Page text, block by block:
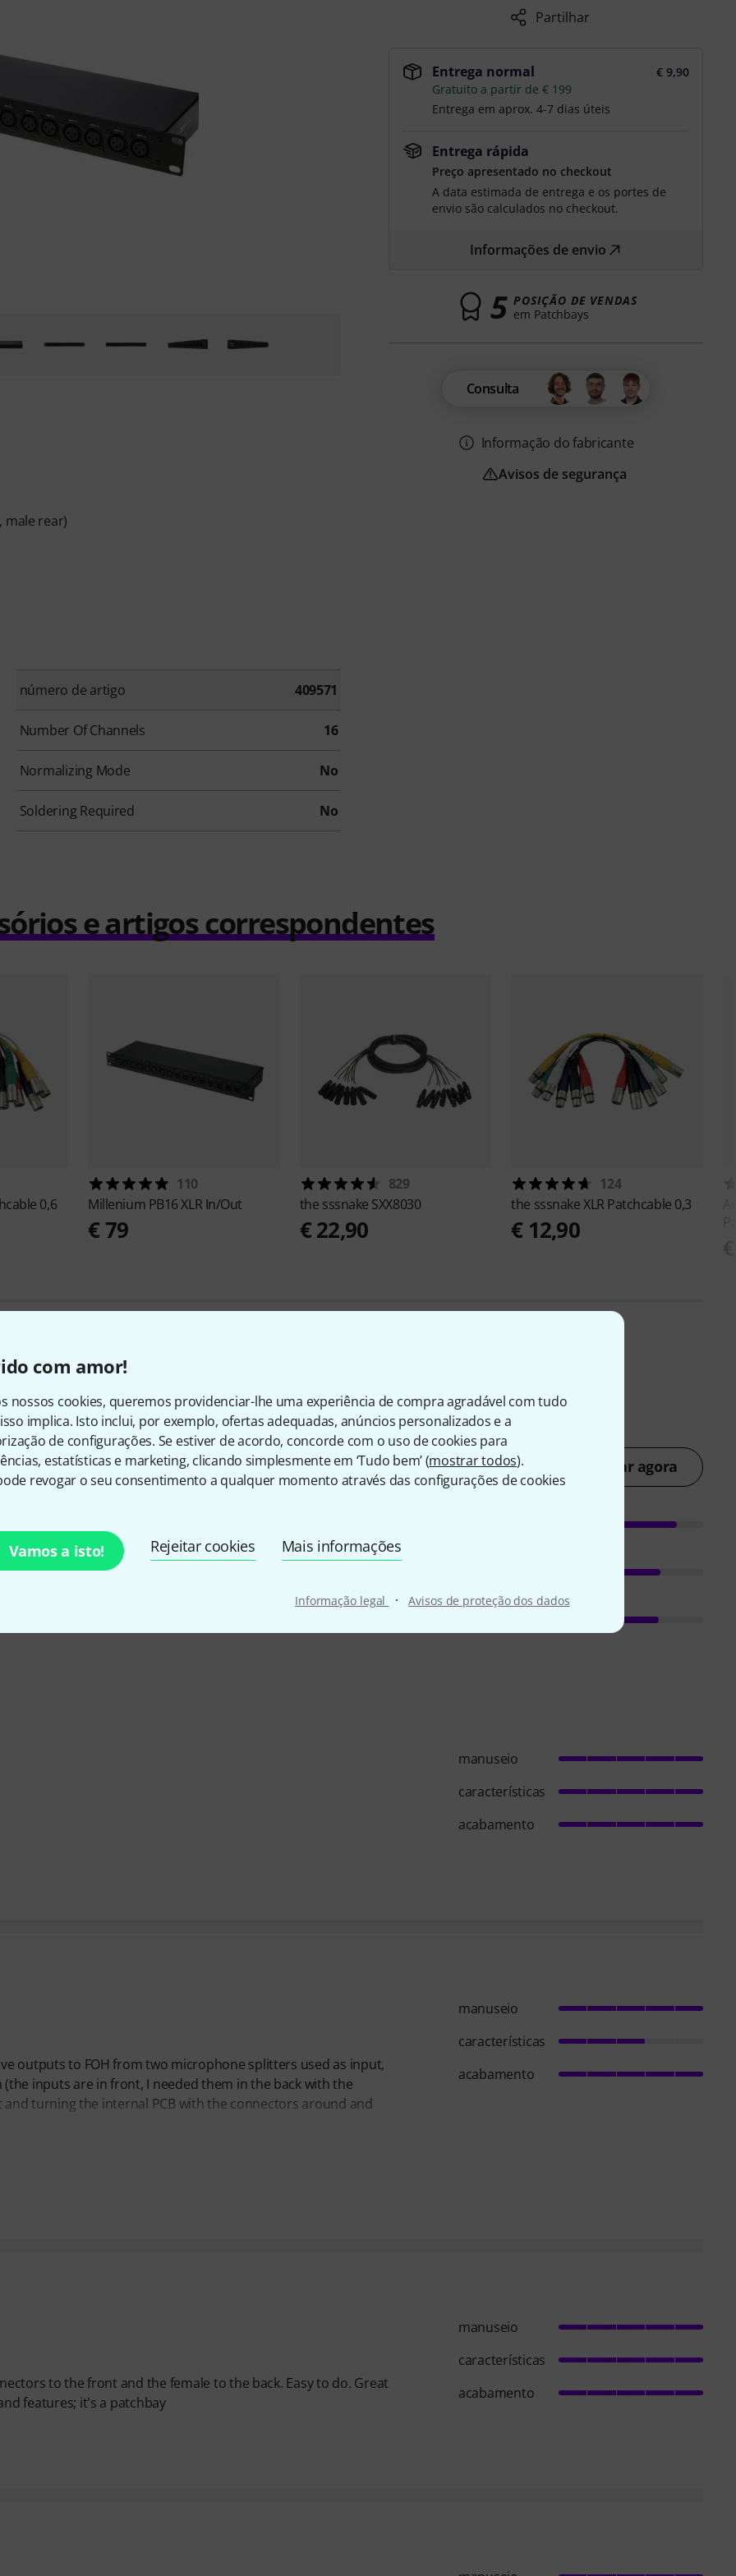
com amor!
nossos cookies, queremos providenciar-lhe uma experiência de compra agradável com tudo
implica. Isto inclui, por exemplo, ofertas adequadas, anúncios personalizados e a
de configurações. Se estiver de acordo, concorde com o uso de cookies para
estatísticas e marketing, clicando simplesmente em ‘Tudo bem’ (mostrar todos).
revogar o seu consentimento a qualquer momento através das configurações de cookies
Vamos a isto! Rejeitar cookies Mais informações
Informação legal · Avisos de proteção dos dados
male rear)
número de artigo 409571
Number Of Channels 16
Normalizing Mode No
Soldering Required No
Partilhar
Entrega normal
€ 9,90
Gratuito a partir de € 199
Entrega em aprox. 4-7 dias úteis
Entrega rápida
Preço apresentado no checkout
A data estimada de entrega e os portes de
envio são calculados no checkout.
Informações de envio
5 POSIÇÃO DE VENDAS
em Patchbays
Consulta
Informação do fabricante
Avisos de segurança
e artigos correspondentes
0,6
110
Millenium PB16 XLR In/Out
€ 79
829
the sssnake SXX8030
€ 22,90
124
the sssnakeXLR Patchcable 0,3
€ 12,90
148Avaliações de clientes
4.8/ 5 Avaliar agora
manuseio
características
acabamento
outputs to FOH from two microphone splitters used as input,
inputs are in front, I needed them in the back with the
turning the internal PCB with the connectors around and
manuseio
características
acabamento
to the front and the female to the back. Easy to do. Great
features; it's a patchbay
manuseio
características
acabamento